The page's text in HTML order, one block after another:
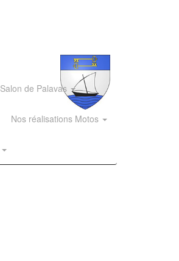
Salon de Palavas
Nos réalisations Motos